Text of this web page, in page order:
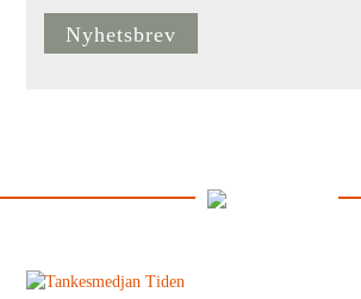
Nyhetsbrev